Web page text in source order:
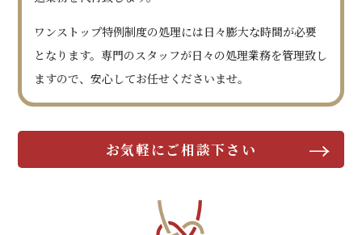
ワンストップ特例制度の処理には日々膨大な時間が必要
となります。専門のスタッフが日々の処理業務を管理致し
ますので、安心してお任せくださいませ。
お気軽にご相談下さい